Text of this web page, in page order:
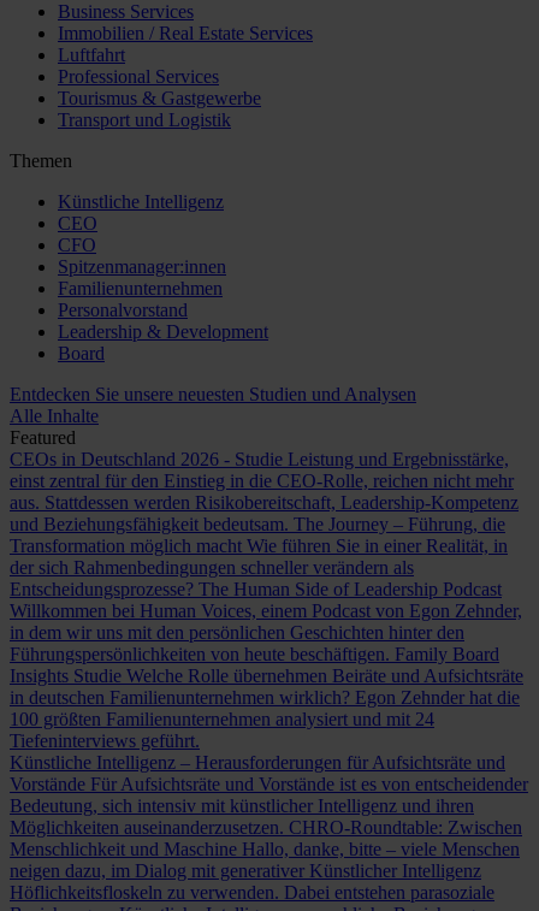
Business Services
Immobilien / Real Estate Services
Luftfahrt
Professional Services
Tourismus & Gastgewerbe
Transport und Logistik
Themen
Künstliche Intelligenz
CEO
CFO
Spitzenmanager:innen
Familienunternehmen
Personalvorstand
Leadership & Development
Board
Entdecken Sie unsere neuesten Studien und Analysen
Alle Inhalte
Featured
CEOs in Deutschland 2026 - Studie Leistung und Ergebnisstärke,
einst zentral für den Einstieg in die CEO-Rolle, reichen nicht mehr
aus. Stattdessen werden Risikobereitschaft, Leadership-Kompetenz
und Beziehungsfähigkeit bedeutsam. The Journey – Führung, die
Transformation möglich macht Wie führen Sie in einer Realität, in
der sich Rahmenbedingungen schneller verändern als
Entscheidungsprozesse? The Human Side of Leadership Podcast
Willkommen bei Human Voices, einem Podcast von Egon Zehnder,
in dem wir uns mit den persönlichen Geschichten hinter den
Führungspersönlichkeiten von heute beschäftigen. Family Board
Insights Studie Welche Rolle übernehmen Beiräte und Aufsichtsräte
in deutschen Familienunternehmen wirklich? Egon Zehnder hat die
100 größten Familienunternehmen analysiert und mit 24
Tiefeninterviews geführt.
Künstliche Intelligenz – Herausforderungen für Aufsichtsräte und
Vorstände Für Aufsichtsräte und Vorstände ist es von entscheidender
Bedeutung, sich intensiv mit künstlicher Intelligenz und ihren
Möglichkeiten auseinanderzusetzen. CHRO-Roundtable: Zwischen
Menschlichkeit und Maschine Hallo, danke, bitte – viele Menschen
neigen dazu, im Dialog mit generativer Künstlicher Intelligenz
Höflichkeitsfloskeln zu verwenden. Dabei entstehen parasoziale